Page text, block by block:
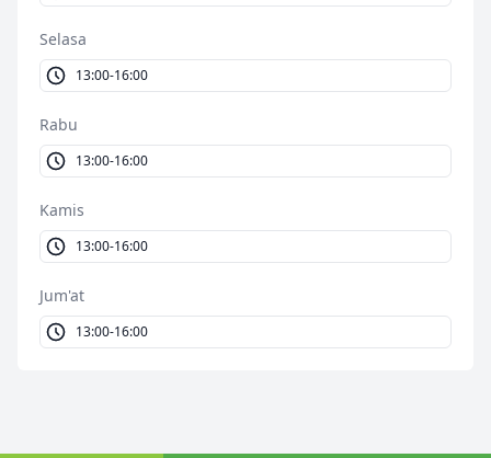
Selasa
13:00-16:00
Rabu
13:00-16:00
Kamis
13:00-16:00
Jum'at
13:00-16:00